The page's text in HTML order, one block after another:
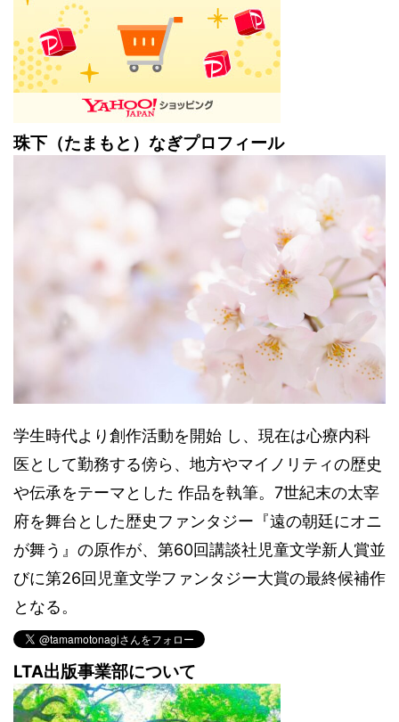
珠下（たまもと）なぎプロフィール
学生時代より創作活動を開始 し、現在は心療内科
医として勤務する傍ら、地方やマイノリティの歴史
や伝承をテーマとした 作品を執筆。7世紀末の太宰
府を舞台とした歴史ファンタジー『遠の朝廷にオニ
が舞う』の原作が、第60回講談社児童文学新人賞並
びに第26回児童文学ファンタジー大賞の最終候補作
となる。
LTA出版事業部について